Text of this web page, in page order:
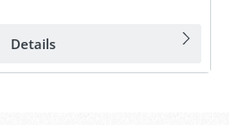
Details